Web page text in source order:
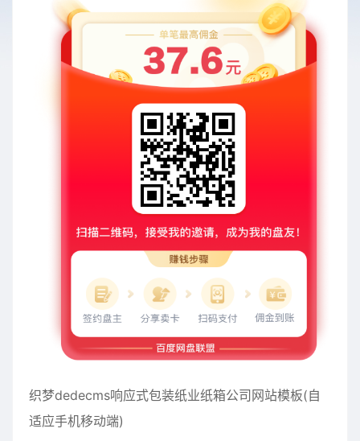
织梦dedecms响应式包装纸业纸箱公司网站模板(自
适应手机移动端)